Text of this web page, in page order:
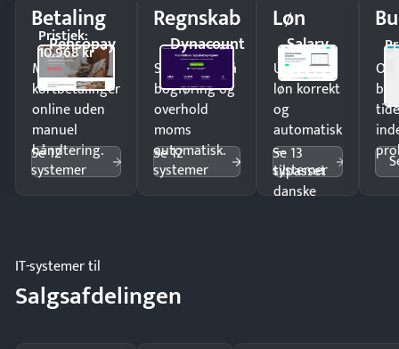
Betaling
Pensopay
Pristjek:
10.968 kr
Modtag
kortbetalinger
online uden
manuel
håndtering.
Se 12
systemer
Regnskab
Dynacount
Spar timer på
bogføring og
overhold
moms
automatisk.
Se 12
systemer
Løn
Salary
Udbetal
løn korrekt
og
automatisk
—
tilpasset
danske
Se 13
systemer
IT-systemer til
Salgsafdelingen